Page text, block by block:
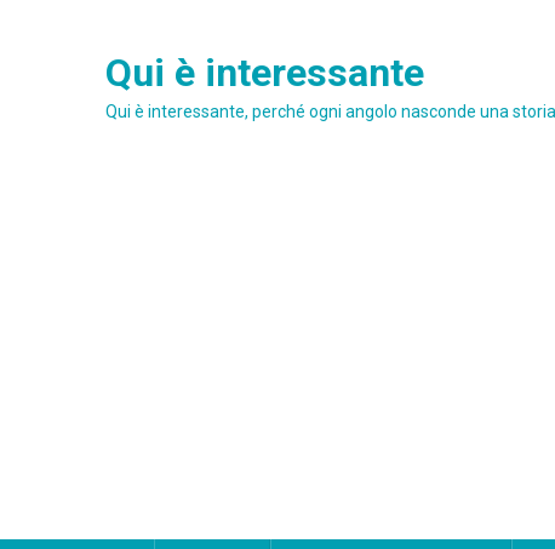
Qui è interessante
Qui è interessante, perché ogni angolo nasconde una